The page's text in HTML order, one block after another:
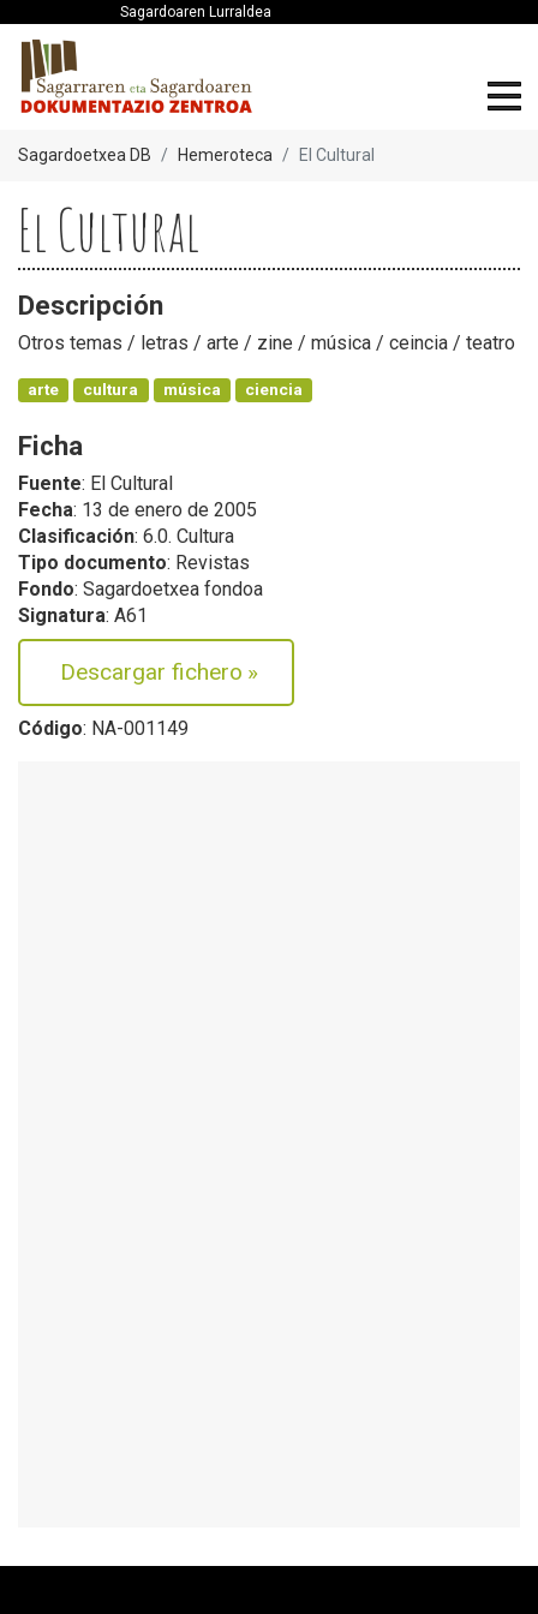
Sagardoaren Lurraldea
Sagardoetxea DB Hemeroteca El Cultural
El Cultural
Descripción
Otros temas / letras / arte / zine / música / ceincia / teatro
arte cultura música ciencia
Ficha
Fuente: El Cultural
Fecha: 13 de enero de 2005
Clasificación: 6.0. Cultura
Tipo documento: Revistas
Fondo: Sagardoetxea fondoa
Signatura: A61
Descargar fichero »
Código: NA-001149